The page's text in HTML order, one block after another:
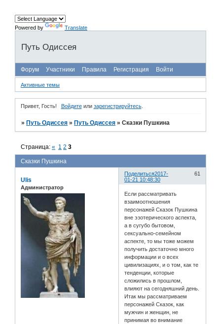
Powered by Translate
Путь Одиссея
Форум Участники Правила Регистрация Войти
Активные темы
Привет, Гость! Войдитеили зарегистрируйтесь.
» Путь Одиссея » Путь Одиссея »Сказки Пушкина
Сказки Пушкина
Страница:« 1 2 3
Поделиться 61
2017-
01-21 10:48:30
Ulis
Администратор
Если рассматривать
взаимоотношения
персонажей Сказок Пушкина
вне эзотерического аспекта,
а в сугубо бытовом,
сексуально-семейном
аспекте, то мы тоже можем
получить достаточно много
информации и о всех
цивилизациях, и о том, как те
тенденции, которые
сложились в прошлом,
влияют на сегодняшний день.
Итак мы рассматриваем
персонажей Сказок, как
мужчин и женщин, не
принимая во внимание